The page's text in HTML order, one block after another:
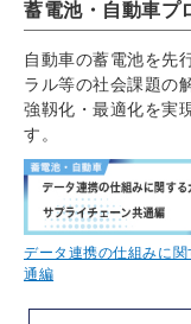
蓄電池・自動車プ
自動車の蓄電池を先
ラル等の社会課題の
強靱化・最適化を実
す。
データ連携の仕組みに
通編